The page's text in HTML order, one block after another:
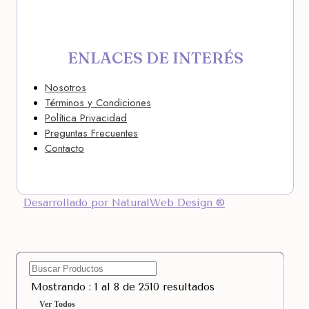
ENLACES DE INTERÉS
Nosotros
Términos y Condiciones
Política Privacidad
Preguntas Frecuentes
Contacto
Desarrollado por NaturalWeb Design ®
Mostrando : 1 al 8 de 2510 resultados
Ver Todos